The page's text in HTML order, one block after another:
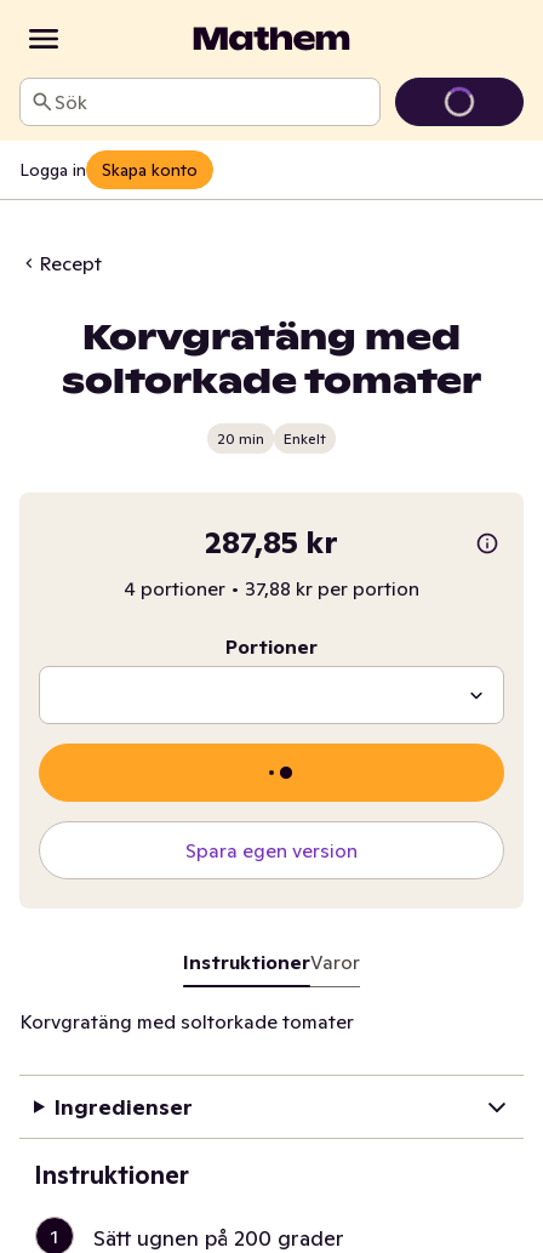
Sök
Logga in Skapa konto
Recept
Korvgratäng med
soltorkade tomater
20 min Enkelt
287,85 kr
4 portioner • 37,88 kr per portion
Portioner
Spara egen version
InstruktionerVaror
Korvgratäng med soltorkade tomater
Ingredienser
Instruktioner
1
Sätt ugnen på 200 grader